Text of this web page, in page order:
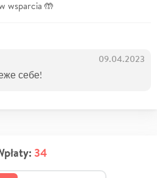
wsparcia 🤲
09.04.2023
себе!
34